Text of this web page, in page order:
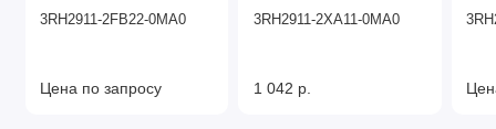
3RH2911-2FB22-0MA0
Цена по запросу
3RH2911-2XA11-0MA0
1 042 р.